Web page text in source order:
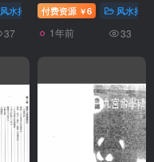
风水择日
37
付费资源 ￥6 风水择日
1年前 33